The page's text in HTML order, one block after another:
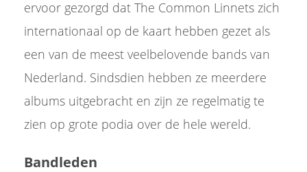
ervoor gezorgd dat The Common Linnets zich
internationaal op de kaart hebben gezet als
een van de meest veelbelovende bands van
Nederland. Sindsdien hebben ze meerdere
albums uitgebracht en zijn ze regelmatig te
zien op grote podia over de hele wereld.
Bandleden